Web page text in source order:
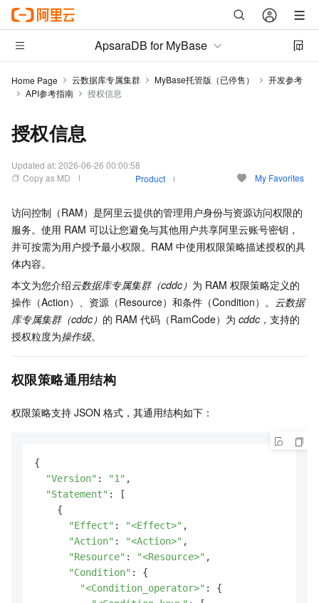
ApsaraDB for MyBase
Home Page 云数据库专属集群 MyBase托管版（已停售）
开发参考
API参考指南
授权信息
授权信息
Updated at:2026-06-26 00:00:58
Copy as MD
Product My Favorites
访问控制（RAM）是阿里云提供的管理用户身份与资源访问权限的
服务。使用 RAM 可以让您避免与其他用户共享阿里云账号密钥，
并可按需为用户授予最小权限。RAM 中使用权限策略描述授权的具
体内容。
本文为您介绍云数据库专属集群（cddc） 为 RAM 权限策略定义的
操作（Action）、资源（Resource）和条件（Condition）。 云数据
库专属集群（cddc） 的 RAM 代码（RamCode）为 cddc ，支持的
授权粒度为操作级。
权限策略通用结构
权限策略支持 JSON 格式，其通用结构如下：
{
"Version" : "1" ,
"Statement" : [
    {
"Effect" : "<Effect>" ,
"Action" : "<Action>" ,
"Resource" : "<Resource>" ,
"Condition" : {
"<Condition_operator>" : {